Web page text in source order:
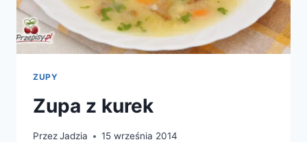
ZUPY
Zupa z kurek
PrzezJadzia 15 września 2014